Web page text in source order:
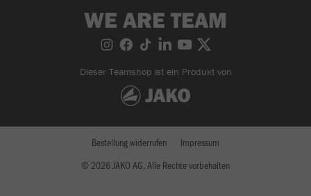
WE ARE TEAM
Dieser Teamshop ist ein Produkt von
© 2026 JAKO AG, Alle Rechte vorbehalten
Bestellung widerrufen Impressum